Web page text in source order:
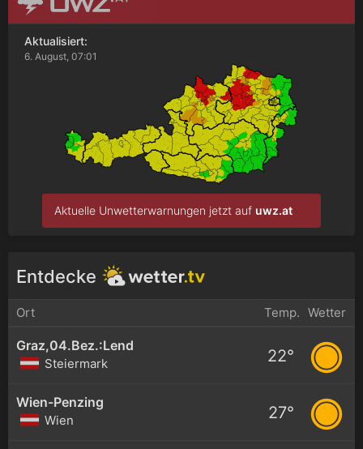
Aktualisiert:
6. August, 07:01
Aktuelle Unwetterwarnungen jetzt auf uwz.at
Entdecke
Ort Temp. Wetter
Graz,04.Bez.:Lend
Steiermark 22°
Wien-Penzing
Wien 27°